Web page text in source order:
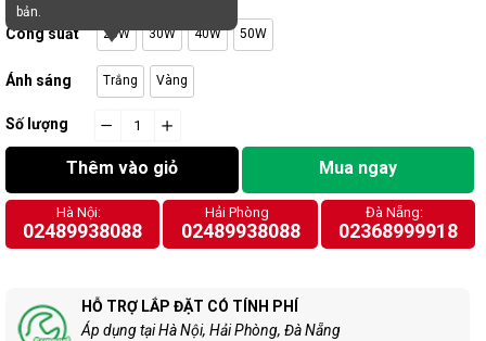
bản.
Công suất 20W 30W 40W 50W
Ánh sáng Trắng Vàng
Số lượng
−
cart.general.reduce_quantity
+
cart.general.increase_quantity
Thêm vào giỏ Mua ngay
Hà Nội:
02489938088
Hải Phòng
02489938088
Đà Nẵng:
02368999918
HỖ TRỢ LẮP ĐẶT CÓ TÍNH PHÍ
Áp dụng tại Hà Nội, Hải Phòng, Đà Nẵng